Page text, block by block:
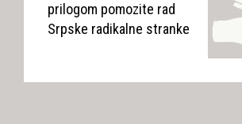
prilogom pomozite rad
Srpske radikalne stranke